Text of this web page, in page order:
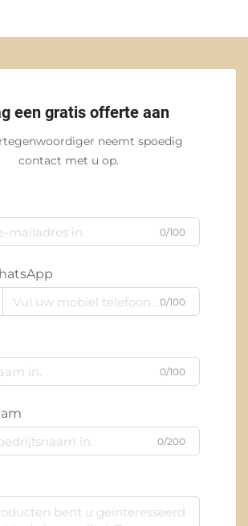
een gratis offerte aan
neemt spoedig
contact met u op.
0/100
0/100
0/100
0/200